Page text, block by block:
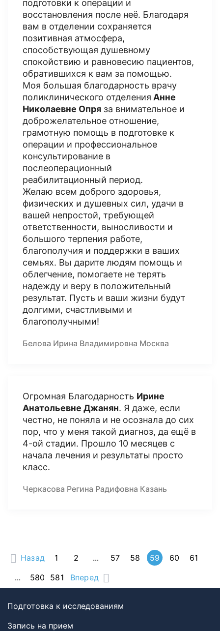
подготовки к операции и
восстановления после неё. Благодаря
вам в отделении сохраняется
позитивная атмосфера,
способствующая душевному
спокойствию и равновесию пациентов,
обратившихся к вам за помощью.
Моя большая благодарность врачу
поликлинического отделения Анне
Николаевне Опря за внимательное и
доброжелательное отношение,
грамотную помощь в подготовке к
операции и профессиональное
консультирование в
послеоперационный
реабилитационный период.
Желаю всем доброго здоровья,
физических и душевных сил, удачи в
вашей непростой, требующей
ответственности, выносливости и
большого терпения работе,
благополучия и поддержки в ваших
семьях. Вы дарите людям помощь и
облегчение, помогаете не терять
надежду и веру в положительный
результат. Пусть и ваши жизни будут
долгими, счастливыми и
благополучными!
Белова Ирина Владимировна Москва
Огромная Благодарность Ирине
Анатольевне Джанян. Я даже, если
честно, не поняла и не осознала до сих
пор, что у меня такой диагноз, да ещё в
4-ой стадии. Прошло 10 месяцев с
начала лечения и результаты просто
класс.
Черкасова Регина Радифовна Казань
Назад 1 2 ... 57 58 59 60
61
...
580 581 Вперед
Подготовка к исследованиям
Запись на прием